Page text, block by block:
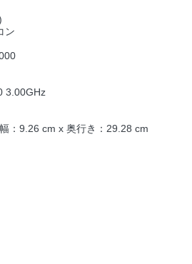
ン
3.00GHz
：9.26 cm x 奥行き：29.28 cm